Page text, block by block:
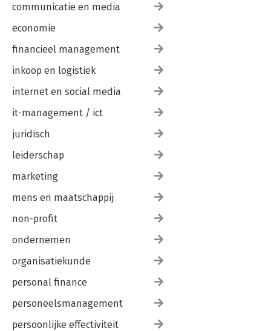
communicatie en media
economie
financieel management
inkoop en logistiek
internet en social media
it-management / ict
juridisch
leiderschap
marketing
mens en maatschappij
non-profit
ondernemen
organisatiekunde
personal finance
personeelsmanagement
persoonlijke effectiviteit